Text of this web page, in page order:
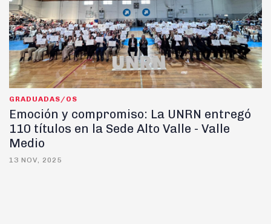
GRADUADAS/OS
Emoción y compromiso: La UNRN entregó
110 títulos en la Sede Alto Valle - Valle
Medio
13 NOV, 2025